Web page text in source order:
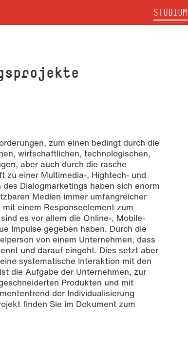
STUDIUM
zum einen bedingt durch die
wirtschaftlichen, technologischen,
aber auch durch die rasche
zu einer Multimedia-, Hightech- und
Dialogmarketings haben sich enorm
Medien immer umfangreicher
einem Responseelement zum
es vor allem die Online-, Mobile-
Impulse gegeben haben. Durch die
von einem Unternehmen, dass
und darauf eingeht. Dies setzt aber
systematische Interaktion mit den
die Aufgabe der Unternehmen, zur
Produkten und mit
der Individualisierung
finden Sie im Dokument zum